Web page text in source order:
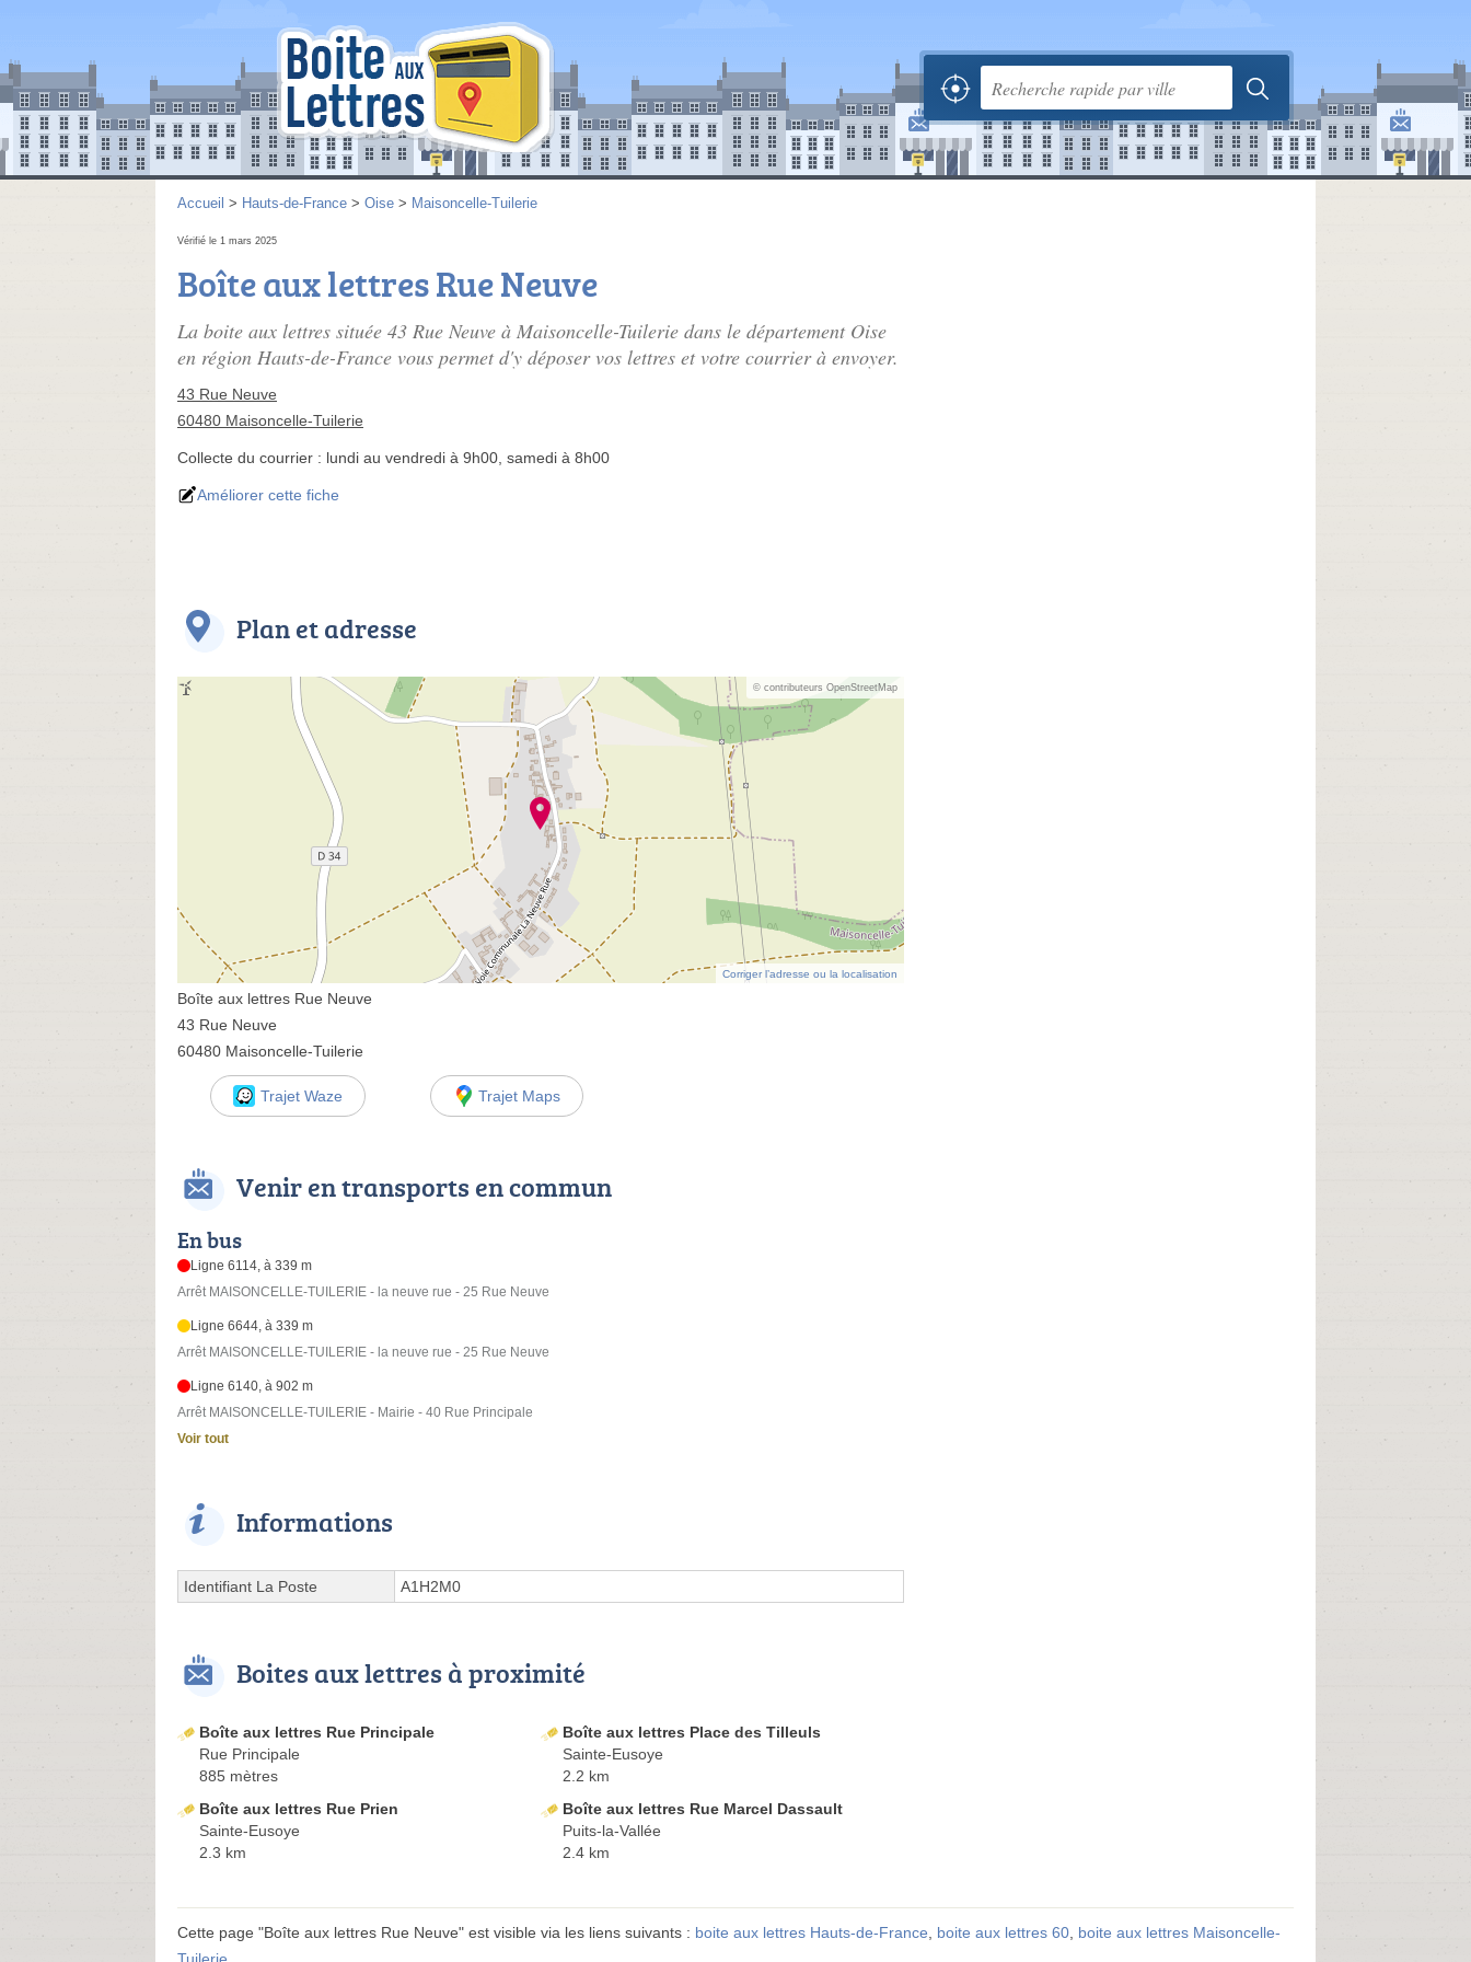
Accueil > Hauts-de-France > Oise > Maisoncelle-Tuilerie
Vérifié le 1 mars 2025
Boîte aux lettres Rue Neuve
La boite aux lettres située 43 Rue Neuve à Maisoncelle-Tuilerie dans le département Oise
en région Hauts-de-France vous permet d'y déposer vos lettres et votre courrier à envoyer.
43 Rue Neuve
60480 Maisoncelle-Tuilerie
Collecte du courrier : lundi au vendredi à 9h00, samedi à 8h00
Améliorer cette fiche
Plan et adresse
© contributeurs OpenStreetMap
Corriger l’adresse ou la localisation
Boîte aux lettres Rue Neuve
43 Rue Neuve
60480 Maisoncelle-Tuilerie
Trajet Waze Trajet Maps
Venir en transports en commun
En bus
Ligne 6114, à 339 m
Arrêt MAISONCELLE-TUILERIE - la neuve rue - 25 Rue Neuve
Ligne 6644, à 339 m
Arrêt MAISONCELLE-TUILERIE - la neuve rue - 25 Rue Neuve
Ligne 6140, à 902 m
Arrêt MAISONCELLE-TUILERIE - Mairie - 40 Rue Principale
Voir tout
Informations
Identifiant La Poste A1H2M0
Boites aux lettres à proximité
Boîte aux lettres Rue Principale
Rue Principale
885 mètres
Boîte aux lettres Place des Tilleuls
Sainte-Eusoye
2.2 km
Boîte aux lettres Rue Prien
Sainte-Eusoye
2.3 km
Boîte aux lettres Rue Marcel Dassault
Puits-la-Vallée
2.4 km
Cette page "Boîte aux lettres Rue Neuve" est visible via les liens suivants : boite aux lettres Hauts-de-France, boite aux lettres 60, boite aux lettres Maisoncelle-